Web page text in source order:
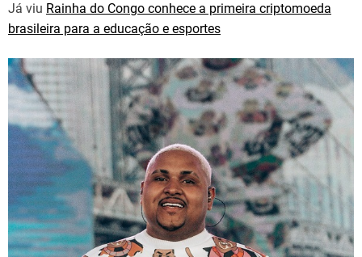
Já viu Rainha do Congo conhece a primeira criptomoeda
brasileira para a educação e esportes